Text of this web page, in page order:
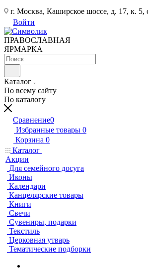
г. Москва, Каширское шоссе, д. 17, к. 5,
Войти
ПРАВОСЛАВНАЯ
ЯРМАРКА
Каталог
По всему сайту
По каталогу
Сравнение0
Избранные товары 0
Корзина 0
Каталог
Акции
Для семейного досуга
Иконы
Календари
Канцелярские товары
Книги
Свечи
Сувениры, подарки
Текстиль
Церковная утварь
Тематические подборки